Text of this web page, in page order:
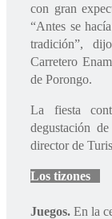
con gran
“Antes se
tradición”,
Carretero
de Porongo.
La fiesta
degustación
director de
Los tizones
Juegos. En la